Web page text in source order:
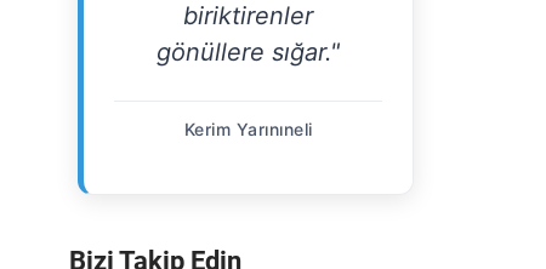
biriktirenler
gönüllere sığar."
Kerim Yarınıneli
Bizi Takip Edin